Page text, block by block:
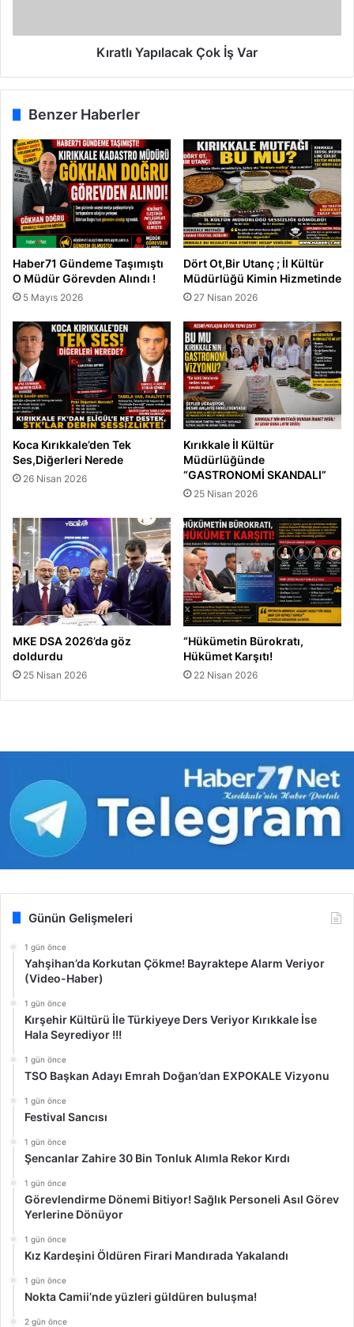
a
k
Ç
o
İ
ş
V
a
r
Kıratlı Yapılacak Çok İş Var
Benzer Haberler
Haber71 Gündeme Taşımıştı
O Müdür Görevden Alındı !
5 Mayıs 2026
Dört Ot,Bir Utanç ; İl Kültür
Müdürlüğü Kimin Hizmetinde
27 Nisan 2026
Koca Kırıkkale’den Tek
Ses,Diğerleri Nerede
26 Nisan 2026
Kırıkkale İl Kültür
Müdürlüğünde
“GASTRONOMİ SKANDALI”
25 Nisan 2026
MKE DSA 2026’da göz
doldurdu
25 Nisan 2026
“Hükümetin Bürokratı,
Hükümet Karşıtı!
22 Nisan 2026
Günün Gelişmeleri
1 gün önce
Yahşihan’da Korkutan Çökme! Bayraktepe Alarm Veriyor
(Video-Haber)
1 gün önce
Kırşehir Kültürü İle Türkiyeye Ders Veriyor Kırıkkale İse
Hala Seyrediyor !!!
1 gün önce
TSO Başkan Adayı Emrah Doğan’dan EXPOKALE Vizyonu
1 gün önce
Festival Sancısı
1 gün önce
Şencanlar Zahire 30 Bin Tonluk Alımla Rekor Kırdı
1 gün önce
Görevlendirme Dönemi Bitiyor! Sağlık Personeli Asıl Görev
Yerlerine Dönüyor
1 gün önce
Kız Kardeşini Öldüren Firari Mandırada Yakalandı
1 gün önce
Nokta Camii’nde yüzleri güldüren buluşma!
2 gün önce